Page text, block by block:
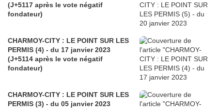
(J+5117 après le vote négatif
fondateur)
CHARMOY-CITY : LE POINT SUR LES
PERMIS (4) - du 17 janvier 2023
(J+5114 après le vote négatif
fondateur)
CHARMOY-CITY : LE POINT SUR LES
PERMIS (3) - du 05 janvier 2023